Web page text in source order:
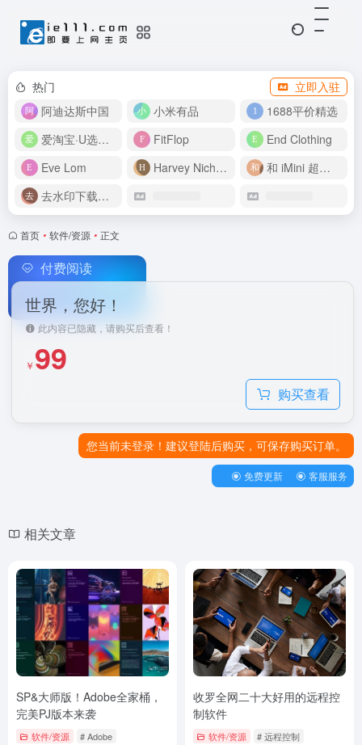
热门
立即入驻
阿迪达斯中国
小米有品
1688平价精选
爱淘宝·U选好价
FitFlop
End Clothing
Eve Lom
Harvey Nichols
和 iMini 超级智能体一起构建伟大作品
去水印下载视频
首页 • 软件/资源 • 正文
付费阅读
世界，您好！
此内容已隐藏，请购买后查看！
￥ 99
购买查看
您当前未登录！建议登陆后购买，可保存购买订单。
免费更新 客服服务
相关文章
SP&大师版！Adobe全家桶，
完美PJ版本来袭
软件/资源 # Adobe
收罗全网二十大好用的远程控
制软件
软件/资源 # 远程控制